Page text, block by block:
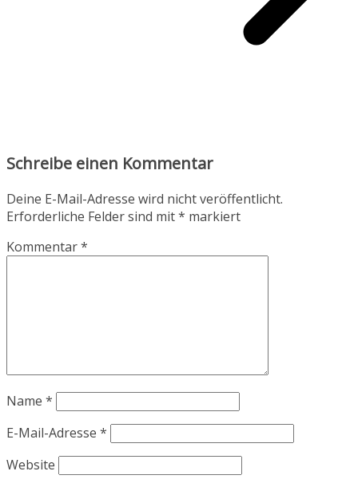
Schreibe einen Kommentar
Deine E-Mail-Adresse wird nicht veröffentlicht.
Erforderliche Felder sind mit* markiert
Kommentar*
Name *
E-Mail-Adresse *
Website